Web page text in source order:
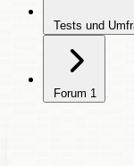
Tests und
Forum 1